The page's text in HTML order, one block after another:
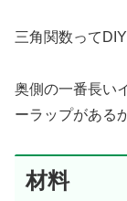
三角関数って
奥側の一番長い
ーラップがある
材料